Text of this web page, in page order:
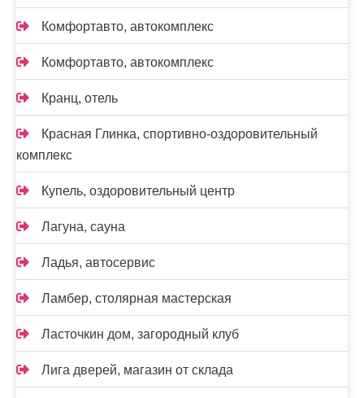
Комфортавто, автокомплекс
Комфортавто, автокомплекс
Кранц, отель
Красная Глинка, спортивно-оздоровительный
комплекс
Купель, оздоровительный центр
Лагуна, сауна
Ладья, автосервис
Ламбер, столярная мастерская
Ласточкин дом, загородный клуб
Лига дверей, магазин от склада